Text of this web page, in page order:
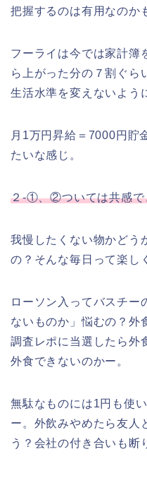
把握するのは有用なのか
フーライは今では家計簿
ら上がった分の７割ぐら
生活水準を変えないよう
月1万円昇給＝7000円貯
たいな感じ。
２-①、②ついては共感で
我慢したくない物かどう
の？そんな毎日って楽し
ローソン入ってバスチー
ないものか」悩むの？外
調査レポに当選したら外
外食できないのかー。
無駄なものには1円も使
ー。外飲みやめたら友人
う？会社の付き合いも断